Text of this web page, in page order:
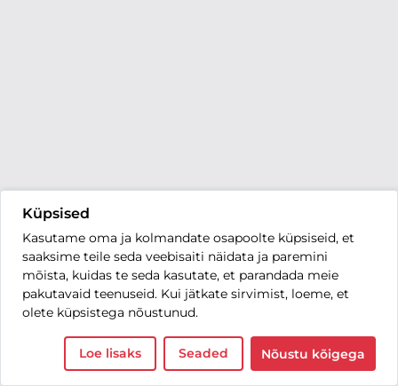
Küpsised
Kasutame oma ja kolmandate osapoolte küpsiseid, et
saaksime teile seda veebisaiti näidata ja paremini
mõista, kuidas te seda kasutate, et parandada meie
pakutavaid teenuseid. Kui jätkate sirvimist, loeme, et
olete küpsistega nõustunud.
Loe lisaks Seaded Nõustu kõigega